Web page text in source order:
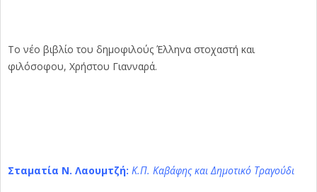
Το νέο βιβλίο του δημοφιλούς Έλληνα στοχαστή και
φιλόσοφου, Χρήστου Γιανναρά.
Σταματία Ν. Λαουμτζή: Κ.Π. Καβάφης και Δημοτικό Τραγούδι